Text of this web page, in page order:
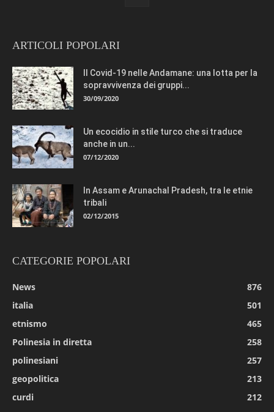
ARTICOLI POPOLARI
Il Covid-19 nelle Andamane: una lotta per la
sopravvivenza dei gruppi...
30/09/2020
Un ecocidio in stile turco che si traduce
anche in un...
07/12/2020
In Assam e Arunachal Pradesh, tra le etnie
tribali
02/12/2015
CATEGORIE POPOLARI
News
876
italia
501
etnismo
465
Polinesia in diretta
258
polinesiani
257
geopolitica
213
curdi
212